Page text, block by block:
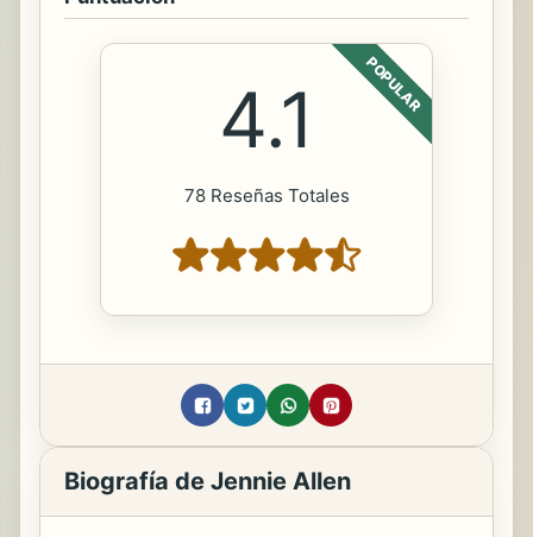
POPULAR
4.1
78 Reseñas Totales
Biografía de Jennie Allen